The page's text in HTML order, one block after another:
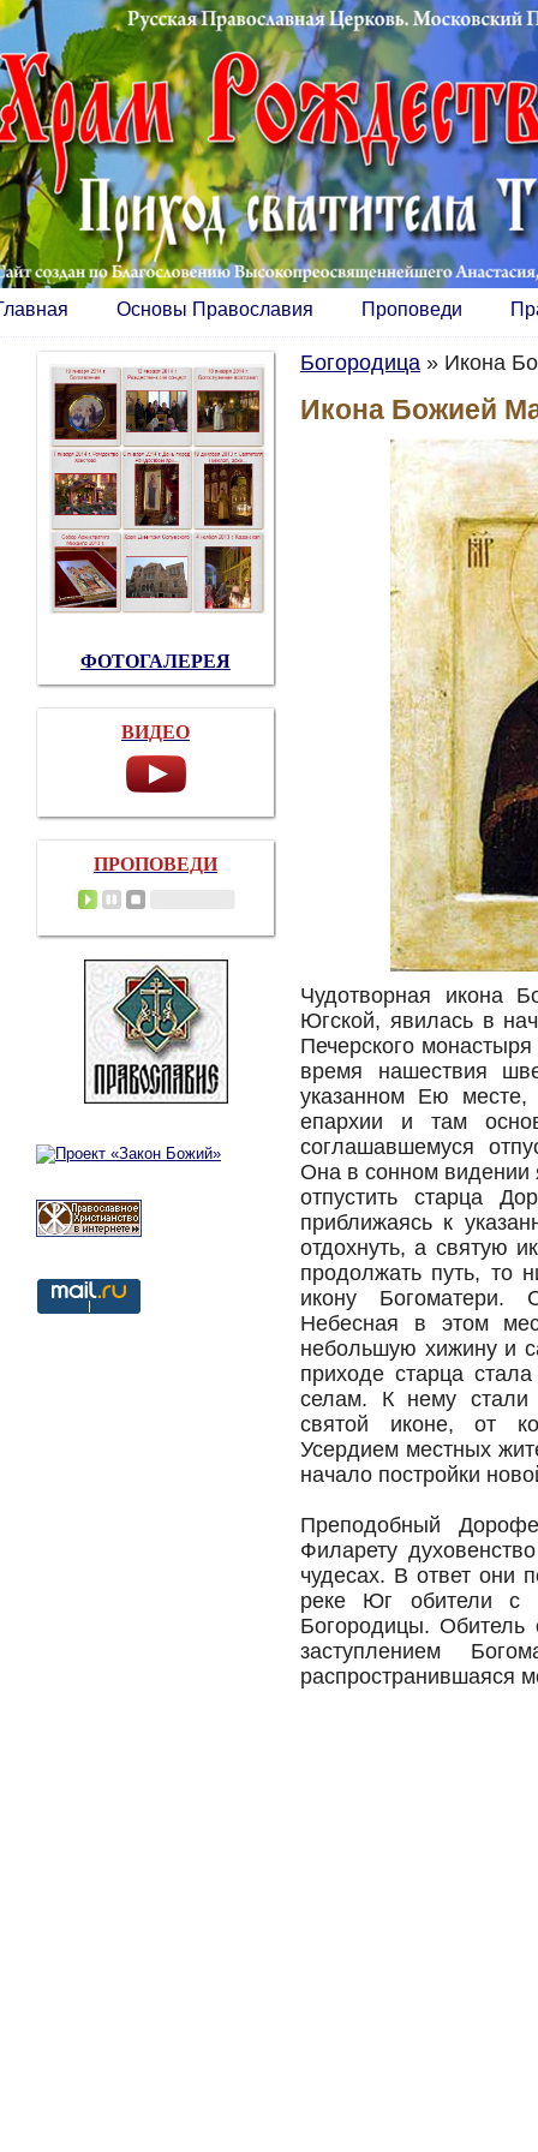
Основы Православия Проповеди
Богородица » Икона
Икона Божией
Чудотворная икона
Югской, явилась в
Печерского
время нашествия
указанном Ею месте,
епархии и там
соглашавшемуся
Она в сонном видении
отпустить старца
приближаясь к
отдохнуть, а святую
продолжать путь, то
икону
Небесная в этом
небольшую хижину и
приходе старца
селам. К нему стали
святой иконе, от
Усердием местных
начало постройки
Преподобный
Филарету
чудесах. В ответ они
реке Юг обители с
Богородицы. Обитель
заступлением
распространившаяся
ФОТОГАЛЕРЕЯ
ВИДЕО
ПРОПОВЕДИ